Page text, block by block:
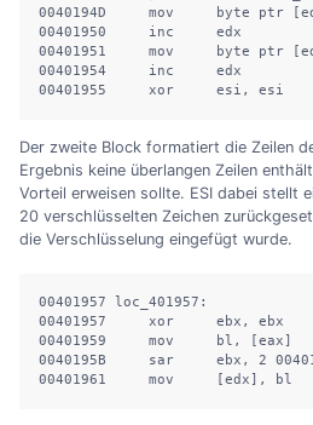
0040194D     mov     byte ptr
00401950     inc     edx
00401951     mov     byte ptr
00401954     inc     edx
00401955     xor     esi, esi
Der zweite Block formatiert die Zeilen
Ergebnis keine überlangen Zeilen
Vorteil erweisen sollte. ESI dabei stellt
20 verschlüsselten Zeichen
die Verschlüsselung eingefügt wurde.
00401957 loc_401957:
00401957     xor     ebx, ebx
00401959     mov     bl, [eax]
0040195B     sar     ebx, 2
00401961     mov     [edx], bl